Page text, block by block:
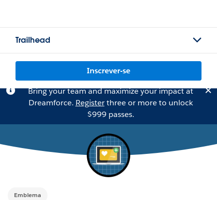
Trailhead
Inscrever-se
Bring your team and maximize your impact at
Dreamforce. Registerthree or more to unlock
$999 passes.
Emblema